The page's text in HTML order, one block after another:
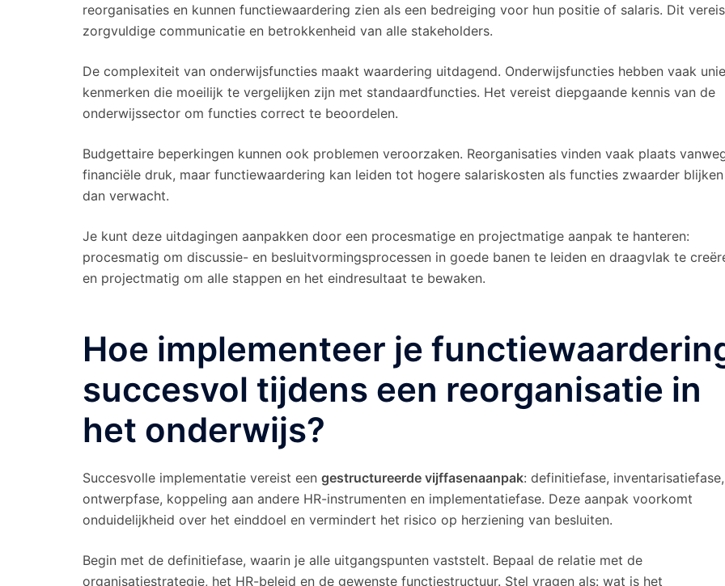
reorganisaties en kunnen functiewaardering zien als een bedreiging voor hun positie of salaris. Dit
zorgvuldige communicatie en betrokkenheid van alle stakeholders.
De complexiteit van onderwijsfuncties maakt waardering uitdagend. Onderwijsfuncties hebben vaak
kenmerken die moeilijk te vergelijken zijn met standaardfuncties. Het vereist diepgaande kennis van de
onderwijssector om functies correct te beoordelen.
Budgettaire beperkingen kunnen ook problemen veroorzaken. Reorganisaties vinden vaak plaats
financiële druk, maar functiewaardering kan leiden tot hogere salariskosten als functies zwaarder blijken
dan verwacht.
Je kunt deze uitdagingen aanpakken door een procesmatige en projectmatige aanpak te hanteren:
procesmatig om discussie- en besluitvormingsprocessen in goede banen te leiden en draagvlak te
en projectmatig om alle stappen en het eindresultaat te bewaken.
Hoe implementeer je
succesvol tijdens een reorganisatie in
het onderwijs?
Succesvolle implementatie vereist een gestructureerde vijffasenaanpak: definitiefase, inventarisatiefase,
ontwerpfase, koppeling aan andere HR-instrumenten en implementatiefase. Deze aanpak voorkomt
onduidelijkheid over het einddoel en vermindert het risico op herziening van besluiten.
Begin met de definitiefase, waarin je alle uitgangspunten vaststelt. Bepaal de relatie met de
organisatiestrategie, het HR-beleid en de gewenste functiestructuur. Stel vragen als: wat is het